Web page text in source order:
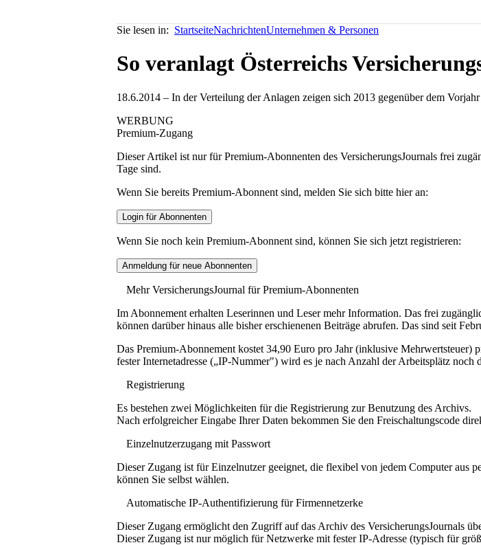
Sie lesen in: StartseiteNachrichtenUnternehmen & Personen
So veranlagt Österreichs
18.6.2014 – In der Verteilung der Anlagen zeigen sich 2013 gegenüber dem
WERBUNG
Premium-Zugang
Dieser Artikel ist nur für Premium-Abonnenten des VersicherungsJournals frei
Tage sind.
Wenn Sie bereits Premium-Abonnent sind, melden Sie sich bitte hier an:
Wenn Sie noch kein Premium-Abonnent sind, können Sie sich jetzt registrieren:
Mehr VersicherungsJournal für Premium-Abonnenten
Im Abonnement erhalten Leserinnen und Leser mehr Information. Das frei
können darüber hinaus alle bisher erschienenen Beiträge abrufen. Das sind seit
Das Premium-Abonnement kostet 34,90 Euro pro Jahr (inklusive
fester Internetadresse („IP-Nummer") wird es je nach Anzahl der Arbeitsplätz noch
Registrierung
Es bestehen zwei Möglichkeiten für die Registrierung zur Benutzung des Archivs.
Nach erfolgreicher Eingabe Ihrer Daten bekommen Sie den Freischaltungscode
Einzelnutzerzugang mit Passwort
Dieser Zugang ist für Einzelnutzer geeignet, die flexibel von jedem Computer aus
können Sie selbst wählen.
Automatische IP-Authentifizierung für Firmennetzerke
Dieser Zugang ermöglicht den Zugriff auf das Archiv des VersicherungsJournals
Dieser Zugang ist nur möglich für Netzwerke mit fester IP-Adresse (typisch für